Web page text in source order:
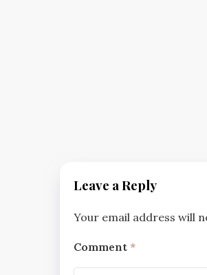
Leave a Reply
Your email address will
Comment *